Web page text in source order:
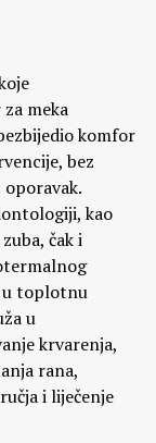
meka
komfor
bez
kao
čak i
u toplotnu
u
krvarenja,
rana,
i liječenje